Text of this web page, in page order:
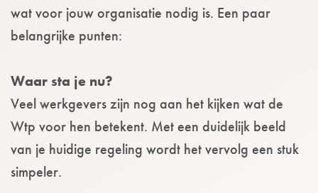
wat voor jouw organisatie nodig is. Een paar
belangrijke punten:
Waar sta je nu?
Veel werkgevers zijn nog aan het kijken wat de
Wtp voor hen betekent. Met een duidelijk beeld
van je huidige regeling wordt het vervolg een stuk
simpeler.